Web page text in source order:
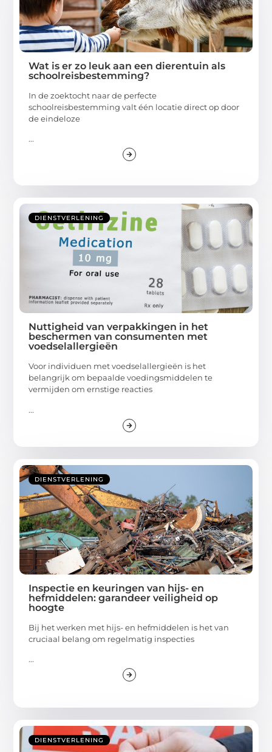
Wat is er zo leuk aan een dierentuin als
schoolreisbestemming?
In de zoektocht naar de perfecte
schoolreisbestemming valt één locatie direct op door
de eindeloze
...
DIENSTVERLENING
Nuttigheid van verpakkingen in het
beschermen van consumenten met
voedselallergieën
Voor individuen met voedselallergieën is het
belangrijk om bepaalde voedingsmiddelen te
vermijden om ernstige reacties
...
DIENSTVERLENING
Inspectie en keuringen van hijs- en
hefmiddelen: garandeer veiligheid op
hoogte
Bij het werken met hijs- en hefmiddelen is het van
cruciaal belang om regelmatig inspecties
...
DIENSTVERLENING